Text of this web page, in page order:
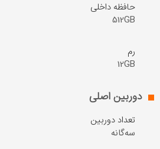
حافظه داخلی
512GB
رم
12GB
دوربین اصلی
تعداد دوربین
سه‌گانه